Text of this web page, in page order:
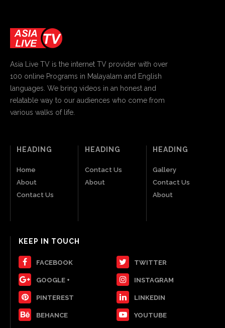
Asia Live TV is the internet TV provider with over
100 online Programs in Malayalam and English
languages. We bring videos in an honest and
relatable way to our audiences who come from
various walks of life.
HEADING
Home
About
Contact Us
HEADING
Contact Us
About
HEADING
Gallery
Contact Us
About
KEEP IN TOUCH
FACEBOOK TWITTER
GOOGLE + INSTAGRAM
PINTEREST LINKEDIN
BEHANCE YOUTUBE